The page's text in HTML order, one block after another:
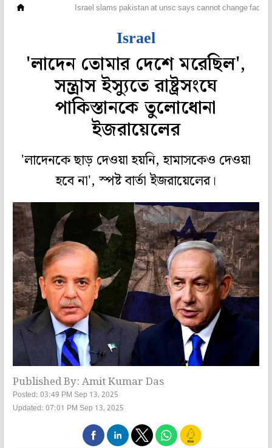
Israel slams pakistan at unsc says cannot change fact
Israel
'লাদেন তোমার দেশে মরেছিল',
সন্ত্রাস ইস্যুতে রাষ্ট্রসংঘে
পাকিস্তানকে তুলোধোনা
ইজরায়েলের
'লাদেনকে ছাড় দেওয়া হয়নি, হামাসকেও দেওয়া
হবে না', স্পষ্ট বার্তা ইজরায়েলের।
Published By: Amit Kumar Das
Posted: 03:49 PM Sep 13, 2025
Updated: 07:01 PM Sep 13, 2025